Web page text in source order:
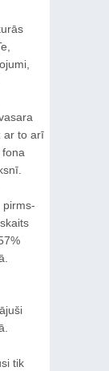
ar to arī
pirms-
tik